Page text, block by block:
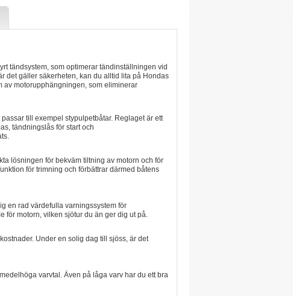
tändsystem, som optimerar tändinställningen vid
det gäller säkerheten, kan du alltid lita på Hondas
av motorupphängningen, som eliminerar
till exempel stypulpetbåtar. Reglaget är ett
tändningslås för start och
lösningen för bekväm tiltning av motorn och för
för trimning och förbättrar därmed båtens
en rad värdefulla varningssystem för
för motorn, vilken sjötur du än ger dig ut på.
Under en solig dag till sjöss, är det
varvtal. Även på låga varv har du ett bra